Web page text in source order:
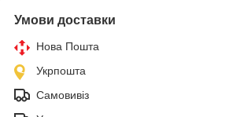
Умови доставки
Нова Пошта
Укрпошта
Самовивіз